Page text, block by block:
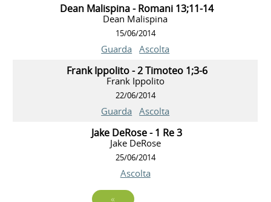
Dean Malispina - Romani 13;11-14
Dean Malispina
15/06/2014
Guarda Ascolta
Frank Ippolito - 2 Timoteo 1;3-6
Frank Ippolito
22/06/2014
Guarda Ascolta
Jake DeRose - 1 Re 3
Jake DeRose
25/06/2014
Ascolta
«